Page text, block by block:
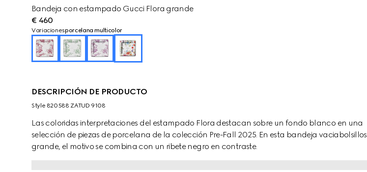
Bandeja con estampado Gucci Flora grande
€ 460
Variacionesporcelana multicolor
DESCRIPCIÓN DE PRODUCTO
Style ‎820588 ZATUD 9108
Las coloridas interpretaciones del estampado Flora destacan sobre un fondo blanco en una
selección de piezas de porcelana de la colección Pre-Fall 2025. En esta bandeja vaciabolsillos
grande, el motivo se combina con un ribete negro en contraste.